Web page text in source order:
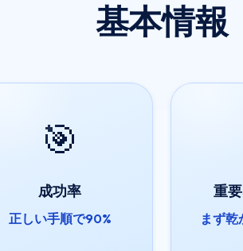
基本情報
🎯
成功率
正しい手順で90%
重
まず乾